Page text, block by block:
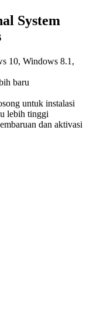
System
10, Windows 8.1,
baru
untuk instalasi
lebih tinggi
dan aktivasi